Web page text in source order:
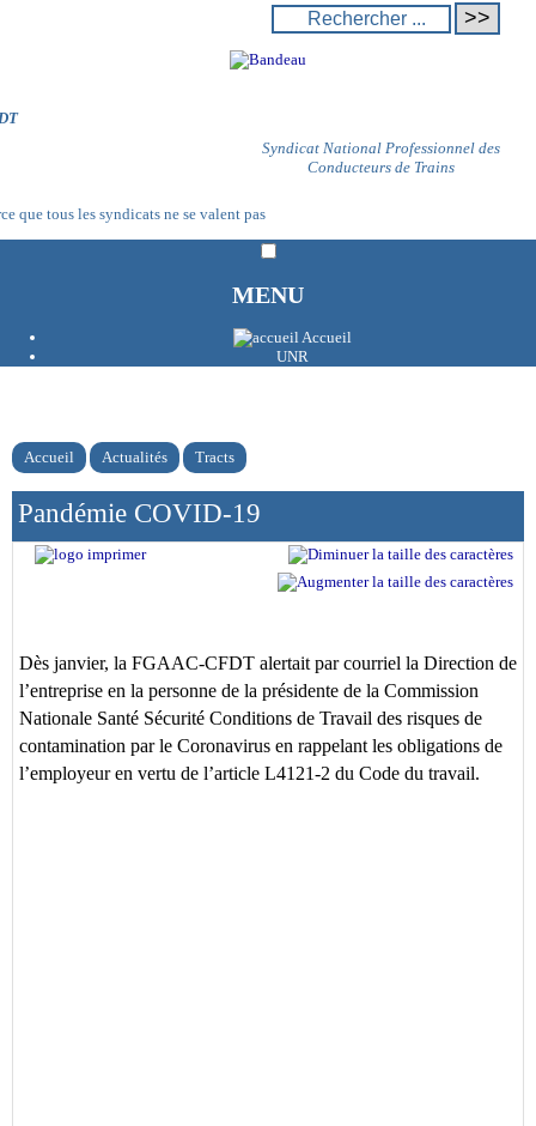
Syndicat National Professionnel des
Conducteurs de Trains
que tous les syndicats ne se valent pas
MENU
Accueil
UNR
Accueil Actualités Tracts
Pandémie COVID-19
Dès janvier, la FGAAC-CFDT alertait par courriel la Direction de
l’entreprise en la personne de la présidente de la Commission
Nationale Santé Sécurité Conditions de Travail des risques de
contamination par le Coronavirus en rappelant les obligations de
l’employeur en vertu de l’article L4121-2 du Code du travail.